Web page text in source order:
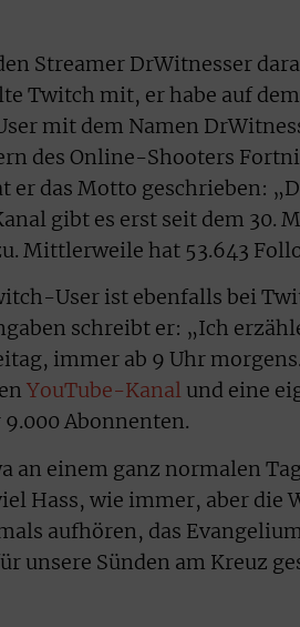
Streamer DrWitnesser
Twitch mit, er habe auf
mit dem Namen
des Online-Shooters
er das Motto geschrieben:
gibt es erst seit dem 30.
Mittlerweile hat 53.643
User ist ebenfalls bei
schreibt er: „Ich
immer ab 9 Uhr
YouTube-Kanal und eine
Abonnenten.
an einem ganz normalen
Hass, wie immer, aber die
aufhören, das
unsere Sünden am Kreuz